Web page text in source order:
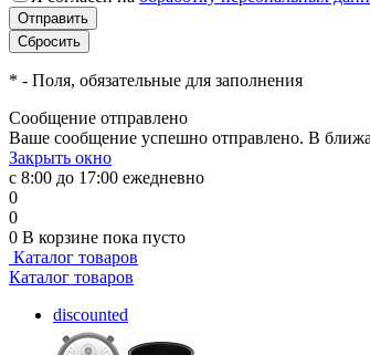
* - Поля, обязательные для заполнения
Сообщение отправлено
Ваше сообщение успешно отправлено. В
Закрыть окно
с 8:00 до 17:00 ежедневно
0
0
0 В корзине пока пусто
Каталог товаров
Каталог товаров
discounted